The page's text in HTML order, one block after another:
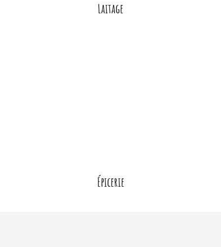
Laitage
Épicerie